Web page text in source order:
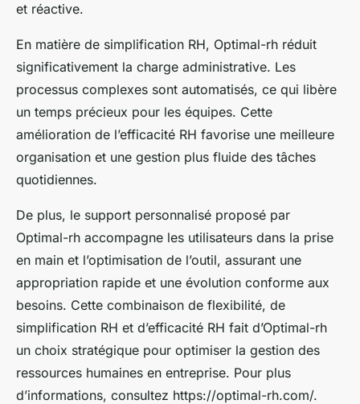
et réactive.
En matière de simplification RH, Optimal-rh réduit
significativement la charge administrative. Les
processus complexes sont automatisés, ce qui libère
un temps précieux pour les équipes. Cette
amélioration de l’efficacité RH favorise une meilleure
organisation et une gestion plus fluide des tâches
quotidiennes.
De plus, le support personnalisé proposé par
Optimal-rh accompagne les utilisateurs dans la prise
en main et l’optimisation de l’outil, assurant une
appropriation rapide et une évolution conforme aux
besoins. Cette combinaison de flexibilité, de
simplification RH et d’efficacité RH fait d’Optimal-rh
un choix stratégique pour optimiser la gestion des
ressources humaines en entreprise. Pour plus
d’informations, consultez https://optimal-rh.com/.